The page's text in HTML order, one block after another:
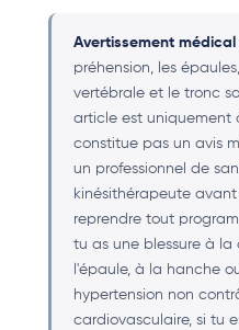
Avertissement médical
préhension, les
vertébrale et le tronc
article est uniquement
constitue pas un avis
un professionnel de
kinésithérapeute
reprendre tout
tu as une blessure à la
l'épaule, à la hanche
hypertension non
cardiovasculaire, si tu